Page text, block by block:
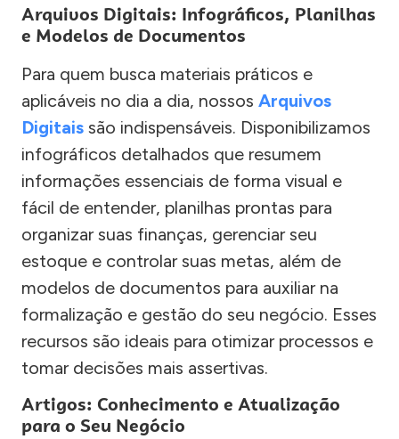
Arquivos Digitais: Infográficos, Planilhas
e Modelos de Documentos
Para quem busca materiais práticos e
aplicáveis no dia a dia, nossos Arquivos
Digitais são indispensáveis. Disponibilizamos
infográficos detalhados que resumem
informações essenciais de forma visual e
fácil de entender, planilhas prontas para
organizar suas finanças, gerenciar seu
estoque e controlar suas metas, além de
modelos de documentos para auxiliar na
formalização e gestão do seu negócio. Esses
recursos são ideais para otimizar processos e
tomar decisões mais assertivas.
Artigos: Conhecimento e Atualização
para o Seu Negócio